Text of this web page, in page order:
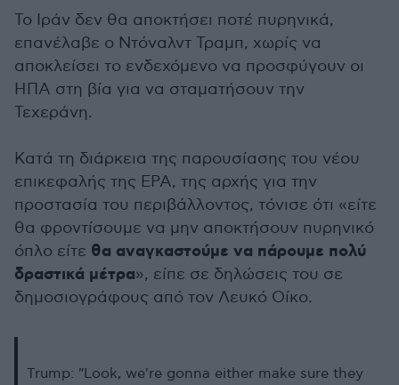
Το Ιράν δεν θα αποκτήσει ποτέ πυρηνικά,
επανέλαβε ο Ντόναλντ Τραμπ, χωρίς να
αποκλείσει το ενδεχόμενο να προσφύγουν οι
ΗΠΑ στη βία για να σταματήσουν την
Τεχεράνη.
Κατά τη διάρκεια της παρουσίασης του νέου
επικεφαλής της EPA, της αρχής για την
προστασία του περιβάλλοντος, τόνισε ότι «είτε
θα φροντίσουμε να μην αποκτήσουν πυρηνικό
όπλο είτε θα αναγκαστούμε να πάρουμε πολύ
δραστικά μέτρα», είπε σε δηλώσεις του σε
δημοσιογράφους από τον Λευκό Οίκο.
Trump: "Look, we're gonna either make sure they